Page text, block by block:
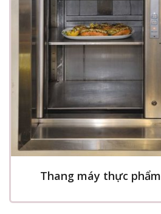
Thang máy thực phẩm